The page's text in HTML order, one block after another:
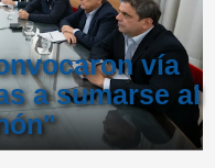
vía
a sumarse al